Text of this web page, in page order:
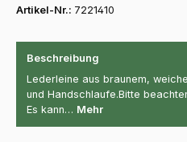
Artikel-Nr.: 7221410
Beschreibung
Lederleine aus braunem,
und Handschlaufe.Bitte
Es kann… Mehr